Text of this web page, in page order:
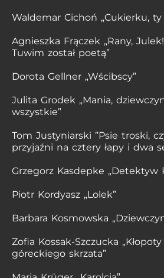
Waldemar Cichoń „Cukierku, ty
Agnieszka Frączek „Rany,
Tuwim został poetą”
Dorota Gellner „Wścibscy”
Julita Grodek „Mania,
wszystkie”
Tom Justyniarski ”Psie troski,
przyjaźni na cztery łapy i dwa
Grzegorz Kasdepke „Detektyw
Piotr Kordyasz „Lolek”
Barbara Kosmowska
Zofia Kossak-Szczucka
góreckiego skrzata”